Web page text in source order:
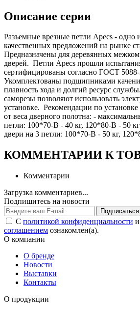
Описание серии
Разъемные врезные петли Apecs - одно
качественных предложений на рынке
Предназначены для деревянных
дверей. Петли Apecs прошли
сертифицированы согласно ГОСТ 5088-
Укомплектованы подшипниками
плавность хода и долгий ресурс
саморезы позволяют использовать
установке. Рекомендации по установке
от веса дверного полотна: -
петли: 100*70-B - 40 кг, 120*80-B - 50
двери на 3 петли: 100*70-B - 50 кг,
КОММЕНТАРИИ К
Комментарии
Загрузка комментариев...
Подпишитесь на новости
Подписаться
С политикой конфиденциальности и
соглашением ознакомлен(а).
О компании
О бренде
Новости
Выставки
Контакты
О продукции